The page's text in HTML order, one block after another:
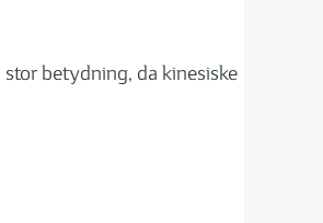
betydning, da kinesiske